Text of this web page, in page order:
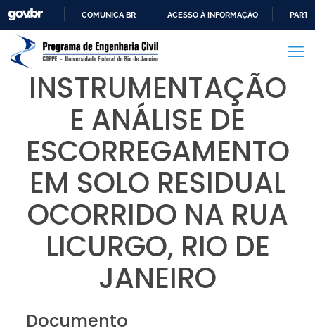
PARA
CONTEÚDO
COMUNICA BR ACESSO À INFORMAÇÃO
INSTRUMENTAÇÃO
E ANÁLISE DE
ESCORREGAMENTO
EM SOLO RESIDUAL
OCORRIDO NA RUA
LICURGO, RIO DE
JANEIRO
Documento